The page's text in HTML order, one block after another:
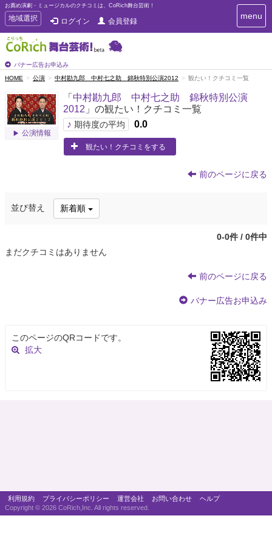
お薦め演劇・ミュージカルのクチコミは、CoRich舞台芸術！
T
o
g
g
e
n
v
i
g
地域選択 ログイン 会員登録
バナー広告お申込み
T
o
e
a
i
menu
HOME 公演 中村勘九郎 中村七之助 錦秋特別公演2012 観たい！クチコミ一覧
公演情報
「 中村勘九郎 中村七之助 錦秋特別公演
2012 」の観たい！クチコミ一覧
♪ 期待度の平均 0.0
観たい！クチコミをする
前のページに戻る
並び替え 新着順
0-0件 / 0件中
まだクチコミはありません
前のページに戻る
バナー広告お申込み
このページのQRコードです。
拡大
利用規約 プライバシーポリシー 運営会社 お問い合わせ
ヘルプ
Copyright © 2026 CoRich,Inc. All rights reserved.